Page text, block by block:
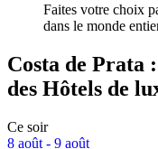
Faites votre choix
dans le monde
Costa de Prata
des Hôtels de
Ce soir
8 août - 9 août